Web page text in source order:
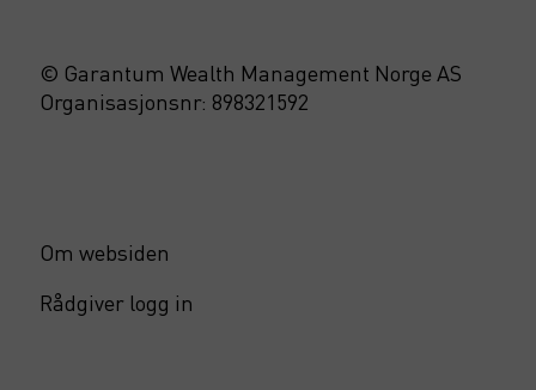
© Garantum Wealth Management Norge AS
Organisasjonsnr: 898321592
Om websiden
Rådgiver logg in